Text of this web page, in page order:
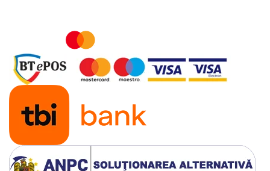
■ Ulei motor RAVENOL
■ Ulei motor LIQUI MOLY
■ Ulei motor CASTROL
■ Ulei motor MOBIL
■ Ulei motor MOTUL
■ Ulei motor FUCHS
■ Ulei motor VALVOLINE